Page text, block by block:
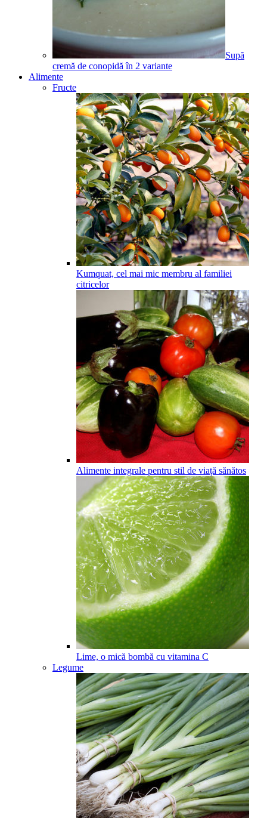
Supă
cremă de conopidă în 2 variante
Alimente
Fructe
Kumquat, cel mai mic membru al familiei
citricelor
Alimente integrale pentru stil de viață sănătos
Lime, o mică bombă cu vitamina C
Legume